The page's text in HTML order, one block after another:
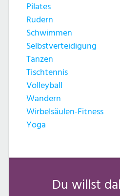
Pilates
Rudern
Schwimmen
Selbstverteidigung
Tanzen
Tischtennis
Volleyball
Wandern
Wirbelsäulen-Fitness
Yoga
Du willst